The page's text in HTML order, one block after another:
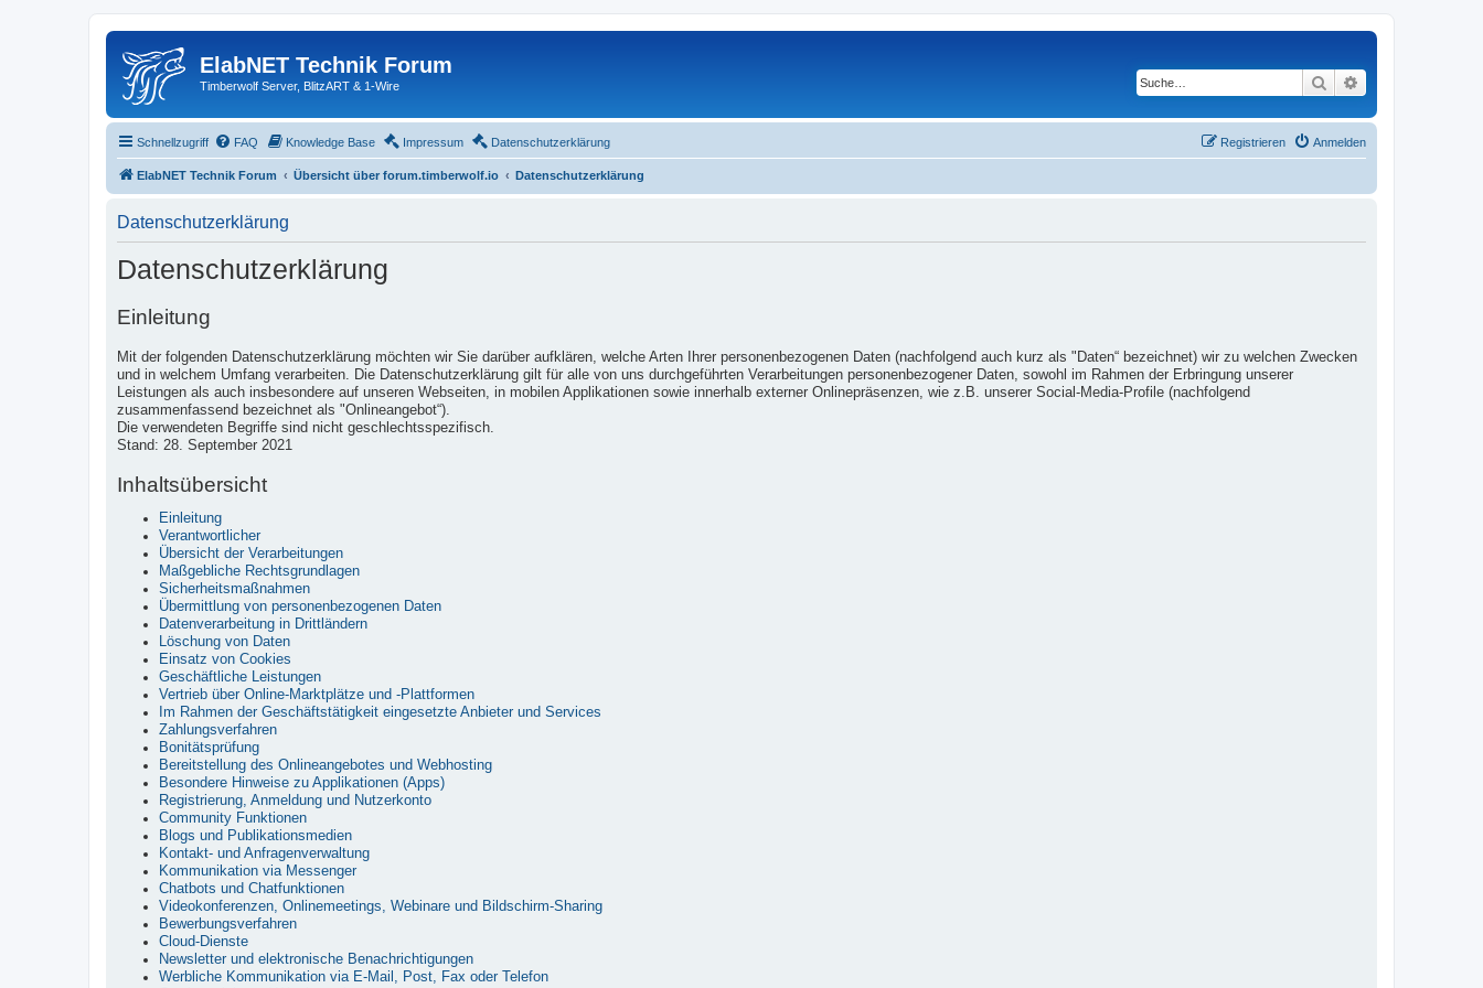
ElabNET Technik Forum
Timberwolf Server, BlitzART & 1-Wire Suche
Schnellzugriff FAQ Knowledge Base Impressum Datenschutzerklärung Anmelden
Registrieren
ElabNET Technik Forum Übersicht über forum.timberwolf.io Datenschutzerklärung
Datenschutzerklärung
Datenschutzerklärung
Einleitung
Mit der folgenden Datenschutzerklärung möchten wir Sie darüber aufklären, welche Arten Ihrer personenbezogenen Daten (nachfolgend auch kurz als "Daten“ bezeichnet) wir zu welchen Zwecken
und in welchem Umfang verarbeiten. Die Datenschutzerklärung gilt für alle von uns durchgeführten Verarbeitungen personenbezogener Daten, sowohl im Rahmen der Erbringung unserer
Leistungen als auch insbesondere auf unseren Webseiten, in mobilen Applikationen sowie innerhalb externer Onlinepräsenzen, wie z.B. unserer Social-Media-Profile (nachfolgend
zusammenfassend bezeichnet als "Onlineangebot“).
Die verwendeten Begriffe sind nicht geschlechtsspezifisch.
Stand: 28. September 2021
Inhaltsübersicht
Einleitung
Verantwortlicher
Übersicht der Verarbeitungen
Maßgebliche Rechtsgrundlagen
Sicherheitsmaßnahmen
Übermittlung von personenbezogenen Daten
Datenverarbeitung in Drittländern
Löschung von Daten
Einsatz von Cookies
Geschäftliche Leistungen
Vertrieb über Online-Marktplätze und -Plattformen
Im Rahmen der Geschäftstätigkeit eingesetzte Anbieter und Services
Zahlungsverfahren
Bonitätsprüfung
Bereitstellung des Onlineangebotes und Webhosting
Besondere Hinweise zu Applikationen (Apps)
Registrierung, Anmeldung und Nutzerkonto
Community Funktionen
Blogs und Publikationsmedien
Kontakt- und Anfragenverwaltung
Kommunikation via Messenger
Chatbots und Chatfunktionen
Videokonferenzen, Onlinemeetings, Webinare und Bildschirm-Sharing
Bewerbungsverfahren
Cloud-Dienste
Newsletter und elektronische Benachrichtigungen
Werbliche Kommunikation via E-Mail, Post, Fax oder Telefon